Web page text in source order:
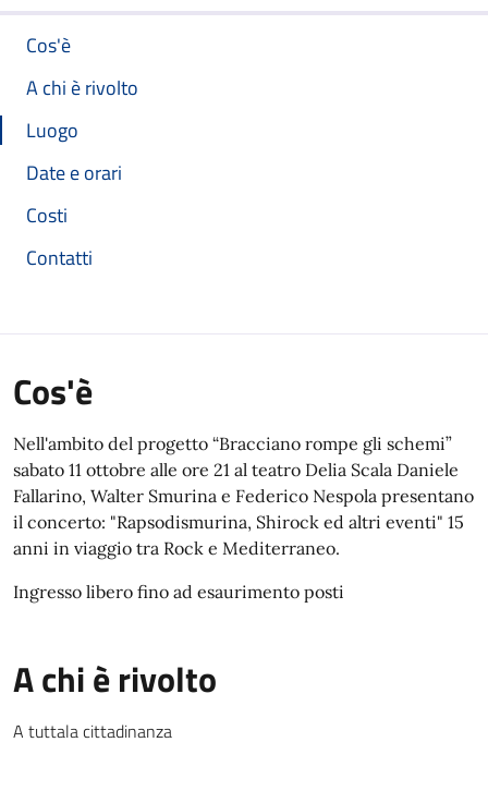
Cos'è
A chi è rivolto
Luogo
Date e orari
Costi
Contatti
Cos'è
Nell'ambito del progetto “Bracciano rompe gli schemi”
sabato 11 ottobre alle ore 21 al teatro Delia Scala Daniele
Fallarino, Walter Smurina e Federico Nespola presentano
il concerto: "Rapsodismurina, Shirock ed altri eventi" 15
anni in viaggio tra Rock e Mediterraneo.
Ingresso libero fino ad esaurimento posti
A chi è rivolto
A tuttala cittadinanza